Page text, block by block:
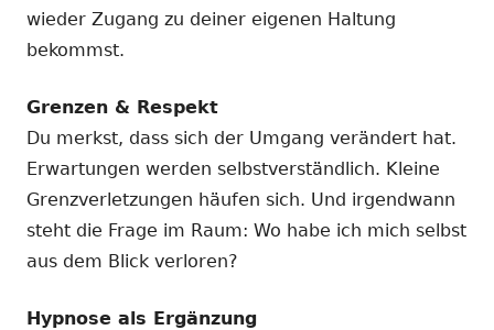
wieder Zugang zu deiner eigenen Haltung
bekommst.
Grenzen & Respekt
Du merkst, dass sich der Umgang verändert hat.
Erwartungen werden selbstverständlich. Kleine
Grenzverletzungen häufen sich. Und irgendwann
steht die Frage im Raum: Wo habe ich mich selbst
aus dem Blick verloren?
Hypnose als Ergänzung